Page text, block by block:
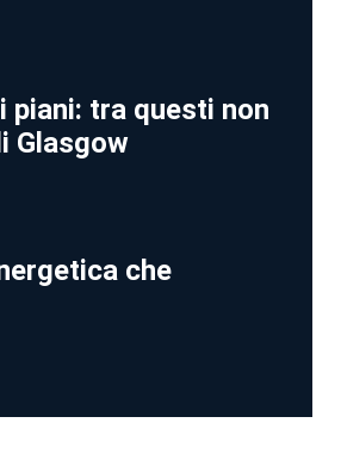
piani: tra questi non
Glasgow
che